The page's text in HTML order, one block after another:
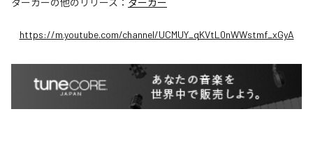
ターカーの他のリリース： ターカー
https://m.youtube.com/channel/UCMUY_qKVtL0nWWstmf_xGyA